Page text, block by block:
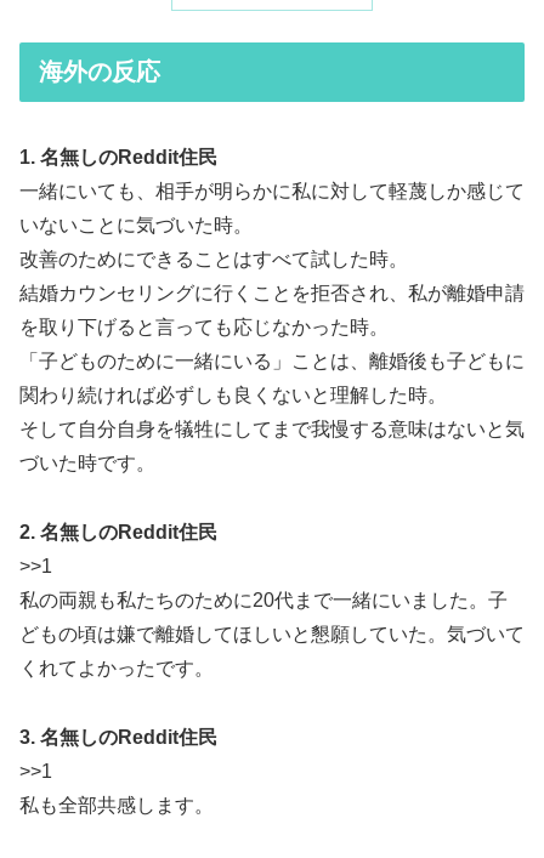
海外の反応
1. 名無しのReddit住民
一緒にいても、相手が明らかに私に対して軽蔑しか感じて
いないことに気づいた時。
改善のためにできることはすべて試した時。
結婚カウンセリングに行くことを拒否され、私が離婚申請
を取り下げると言っても応じなかった時。
「子どものために一緒にいる」ことは、離婚後も子どもに
関わり続ければ必ずしも良くないと理解した時。
そして自分自身を犠牲にしてまで我慢する意味はないと気
づいた時です。
2. 名無しのReddit住民
>>1
私の両親も私たちのために20代まで一緒にいました。子
どもの頃は嫌で離婚してほしいと懇願していた。気づいて
くれてよかったです。
3. 名無しのReddit住民
>>1
私も全部共感します。